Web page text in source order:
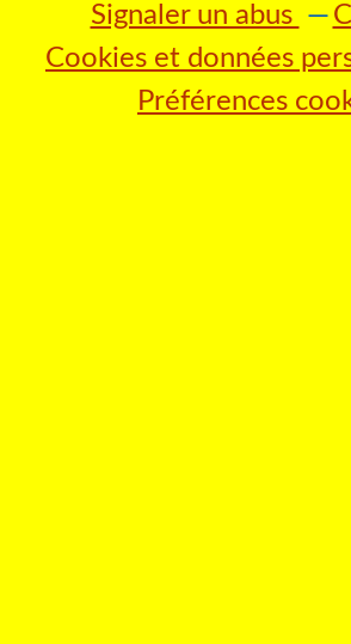
Signaler un abus
Cookies et données
Préférences